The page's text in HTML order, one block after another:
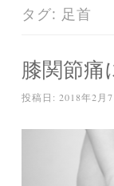
タグ: 足首
膝関節痛
投稿日: 2018年2月7